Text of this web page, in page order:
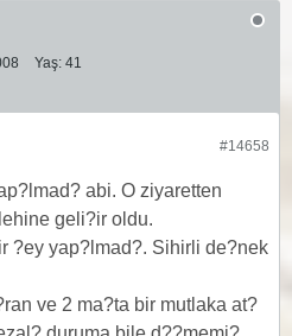
Yaş: 41
#14658
abi. O ziyaretten
geli?ir oldu.
?ey yap?lmad?. Sihirli de?nek
ve 2 ma?ta bir mutlaka at?